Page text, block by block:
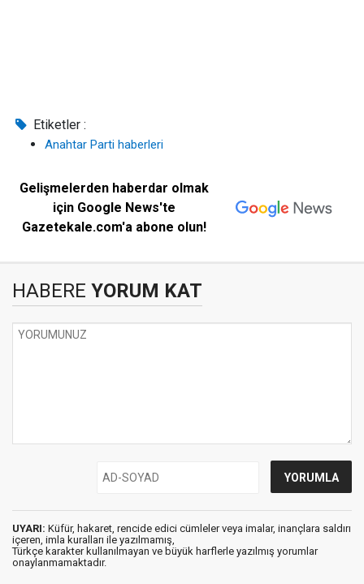
Etiketler :
Anahtar Parti haberleri
Gelişmelerden haberdar olmak
için Google News'te
Gazetekale.com'a abone olun!
HABERE YORUM KAT
UYARI: Küfür, hakaret, rencide edici cümleler veya imalar, inançlara saldırı
içeren, imla kuralları ile yazılmamış,
Türkçe karakter kullanılmayan ve büyük harflerle yazılmış yorumlar
onaylanmamaktadır.